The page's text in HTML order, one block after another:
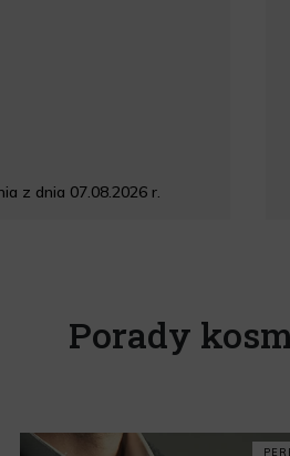
z dnia 07.08.2026 r.
Porady